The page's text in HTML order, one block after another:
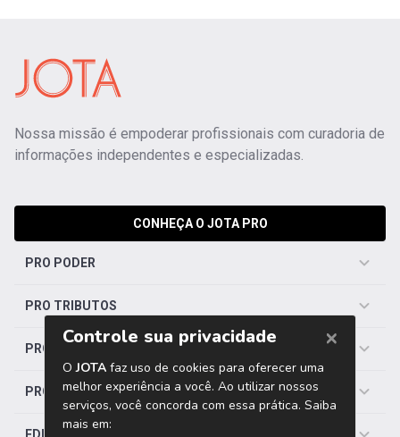
Nossa missão é empoderar profissionais com curadoria de
informações independentes e especializadas.
CONHEÇA O JOTA PRO
PRO PODER
PRO TRIBUTOS
PRO TRABALHISTA
PRO SAÚDE